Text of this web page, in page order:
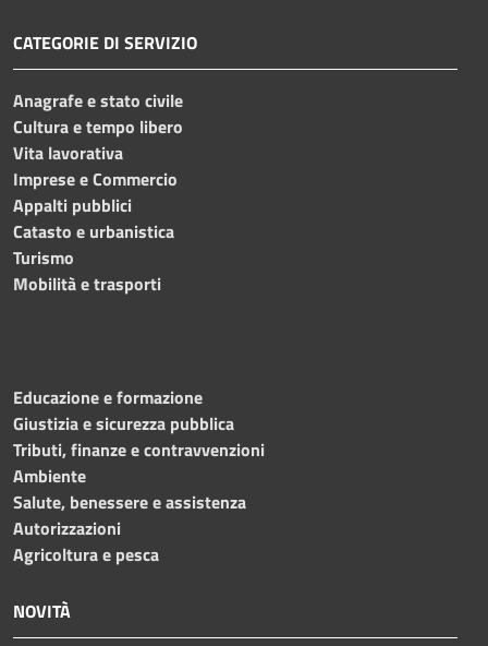
CATEGORIE DI SERVIZIO
Anagrafe e stato civile
Cultura e tempo libero
Vita lavorativa
Imprese e Commercio
Appalti pubblici
Catasto e urbanistica
Turismo
Mobilità e trasporti
Educazione e formazione
Giustizia e sicurezza pubblica
Tributi, finanze e contravvenzioni
Ambiente
Salute, benessere e assistenza
Autorizzazioni
Agricoltura e pesca
NOVITÀ